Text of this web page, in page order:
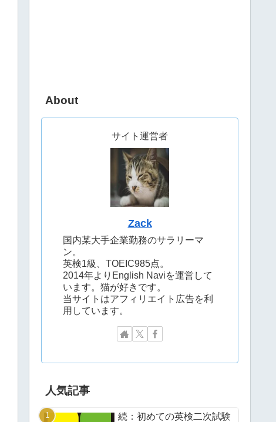
About
サイト運営者
Zack
国内某大手企業勤務のサラリーマ
ン。
英検1級、TOEIC985点。
2014年よりEnglish Naviを運営して
います。猫が好きです。
当サイトはアフィリエイト広告を利
用しています。
人気記事
続：初めての英検二次試験